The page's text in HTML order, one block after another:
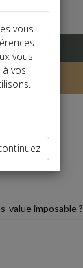
value imposable ?
vous
vous
vos